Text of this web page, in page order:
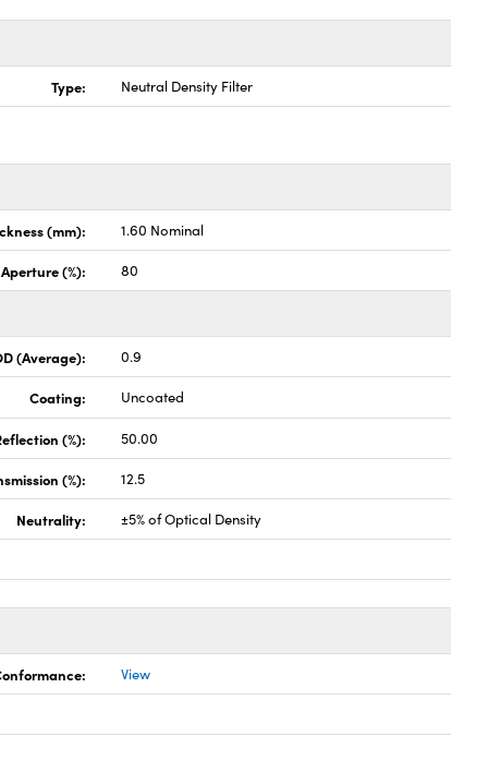
Type: Neutral Density Filter
(mm): 1.60 Nominal
(%): 80
(Average): 0.9
Coating: Uncoated
(%): 50.00
(%): 12.5
Neutrality: ±5% of Optical Density
View